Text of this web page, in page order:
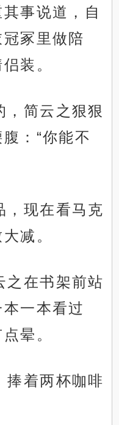
事说道，自
冢里做陪
装。
，简云之狠狠
：“你能不
，现在看马克
减。
之在书架前站
一本看过
晕。
捧着两杯咖啡